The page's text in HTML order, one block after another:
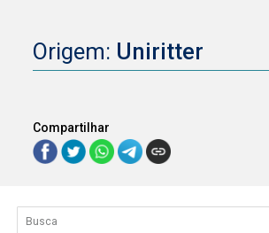
Origem: Uniritter
Compartilhar
Lista de itens
Controle de ordenação e